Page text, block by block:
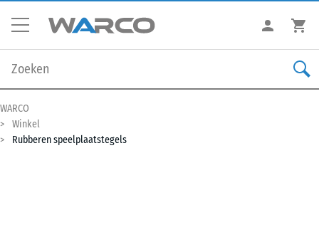
WARCO
Winkel
Rubberen speelplaatstegels